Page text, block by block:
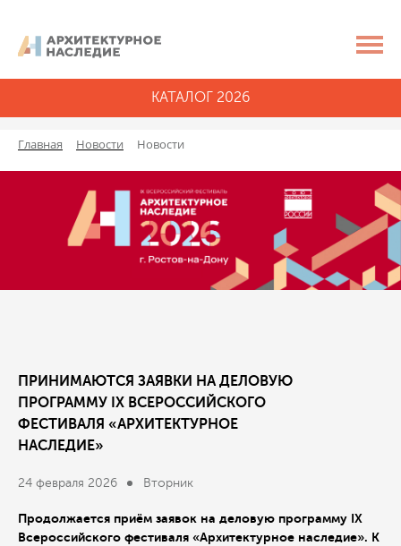
КАТАЛОГ 2026
Главная Новости Новости
ПРИНИМАЮТСЯ ЗАЯВКИ НА ДЕЛОВУЮ
ПРОГРАММУ IX ВСЕРОССИЙСКОГО
ФЕСТИВАЛЯ «АРХИТЕКТУРНОЕ
НАСЛЕДИЕ»
24 февраля 2026 Вторник
Продолжается приём заявок на деловую программу IX
Всероссийского фестиваля «Архитектурное наследие». К